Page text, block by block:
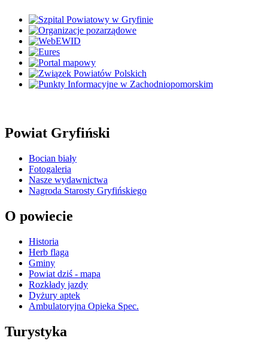
Powiat Gryfiński
Bocian biały
Fotogaleria
Nasze wydawnictwa
Nagroda Starosty Gryfińskiego
O powiecie
Historia
Herb flaga
Gminy
Powiat dziś - mapa
Rozkłady jazdy
Dyżury aptek
Ambulatoryjna Opieka Spec.
Turystyka